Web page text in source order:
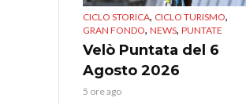
CICLO STORICA, CICLO TURISMO,
GRAN FONDO, NEWS, PUNTATE
Velò Puntata del 6
Agosto 2026
5 ore ago